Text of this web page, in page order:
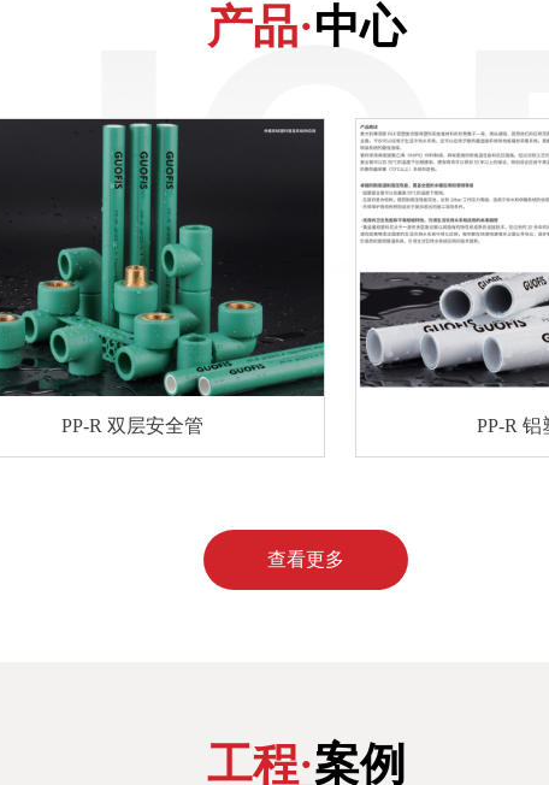
产品·中心
PP-R 双层安全管 PP-R 铝塑复合管
查看更多
工程·案例